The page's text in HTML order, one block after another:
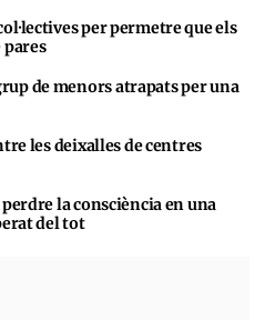
per permetre que els
pares
de menors atrapats per una
les deixalles de centres
la consciència en una
del tot